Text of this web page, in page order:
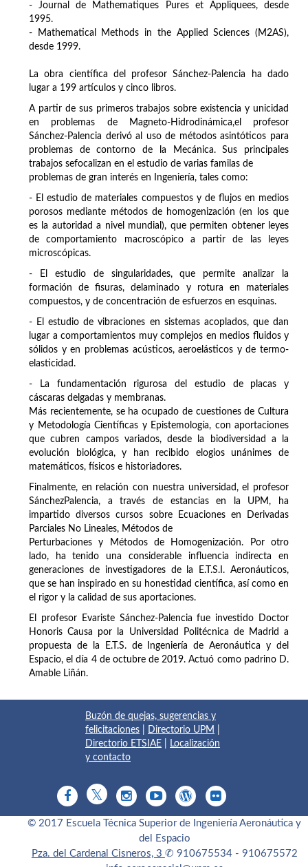
- Journal de Mathematiques Pures et Appliquees, desde
1995.
- Mathematical Methods in the Applied Sciences (M2AS),
desde 1999.
La obra científica del profesor Sánchez-Palencia ha dado
lugar a 199 artículos y cinco libros.
A partir de sus primeros trabajos sobre existencia y unicidad
en problemas de Magneto-Hidrodinámica,el profesor
Sánchez-Palencia derivó al uso de métodos asintóticos para
problemas de contorno de la Mecánica. Sus principales
trabajos sefocalizan en el estudio de varias familas de
problemas de gran interés en Ingeniería, tales como:
- El estudio de materiales compuestos y de flujos en medios
porosos mediante métodos de homogenización (en los que
es la autoridad a nivel mundial), que permiten obtener leyes
de comportamiento macroscópico a partir de las leyes
microscópicas.
- El estudio de singularidades, que permite analizar la
formación de fisuras, delaminado y rotura en materiales
compuestos, y de concentración de esfuerzos en esquinas.
- El estudio de vibraciones en sistemas acoplados, que dan
lugar a comportamientos muy complejos en medios fluidos y
sólidos y en problemas acústicos, aeroelásticos y de termo-
elasticidad.
- La fundamentación rigurosa del estudio de placas y
cáscaras delgadas y membranas.
Más recientemente, se ha ocupado de cuestiones de Cultura
y Metodología Científicas y Epistemología, con aportaciones
que cubren campos variados, desde la biodiversidad a la
evolución biológica, y han recibido elogios unánimes de
matemáticos, físicos e historiadores.
Finalmente, en relación con nuestra universidad, el profesor
SánchezPalencia, a través de estancias en la UPM, ha
impartido diversos cursos sobre Ecuaciones en Derivadas
Parciales No Lineales, Métodos de
Perturbaciones y Métodos de Homogenización. Por otro
lado, ha tenido una considerable influencia indirecta en
generaciones de investigadores de la E.T.S.I. Aeronáuticos,
que se han inspirado en su honestidad científica, así como en
el rigor y la calidad de sus aportaciones.
El profesor Evariste Sánchez-Palencia fue investido Doctor
Honoris Causa por la Universidad Politécnica de Madrid a
propuesta de la E.T.S. de Ingeniería de Aeronáutica y del
Espacio, el día 4 de octubre de 2019. Actuó como padrino D.
Amable Liñán.
Buzón de quejas, sugerencias y
felicitaciones
Directorio UPM
Directorio ETSIAE
Localización
y contacto
© 2017 Escuela Técnica Superior de Ingeniería Aeronáutica y
del Espacio
Pza. del Cardenal Cisneros, 3 ✆ 910675534 - 910675572